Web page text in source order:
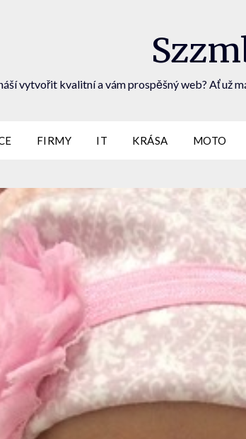
vytvořit kvalitní a vám prospěšný web? Ať už
FIRMY IT KRÁSA MOTO